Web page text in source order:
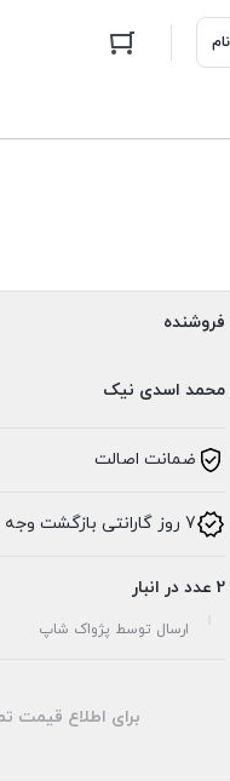
فروشنده
محمد اسدی نیک
ضمانت اصالت
7 روز گارانتی بازگشت وجه
2 عدد در انبار
ارسال توسط پژواک شاپ
برای اطلاع قیمت